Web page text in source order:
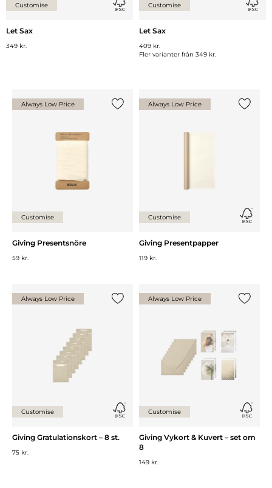
Customise
Let Sax
349 kr.
Customise
Let Sax
409 kr.
Fler varianter från 349 kr.
Always Low Price
Customise
Giving Presentsnöre
59 kr.
Always Low Price
Customise
Giving Presentpapper
119 kr.
Always Low Price
Customise
Giving Gratulationskort – 8 st.
75 kr.
Always Low Price
Customise
Giving Vykort & Kuvert – set om
8
149 kr.